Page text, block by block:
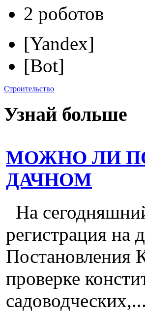
2 роботов
[Yandex]
[Bot]
Строительство
Узнай больше
МОЖНО ЛИ
ДАЧНОМ
На
регистрация на
проверке
садоводческих,...